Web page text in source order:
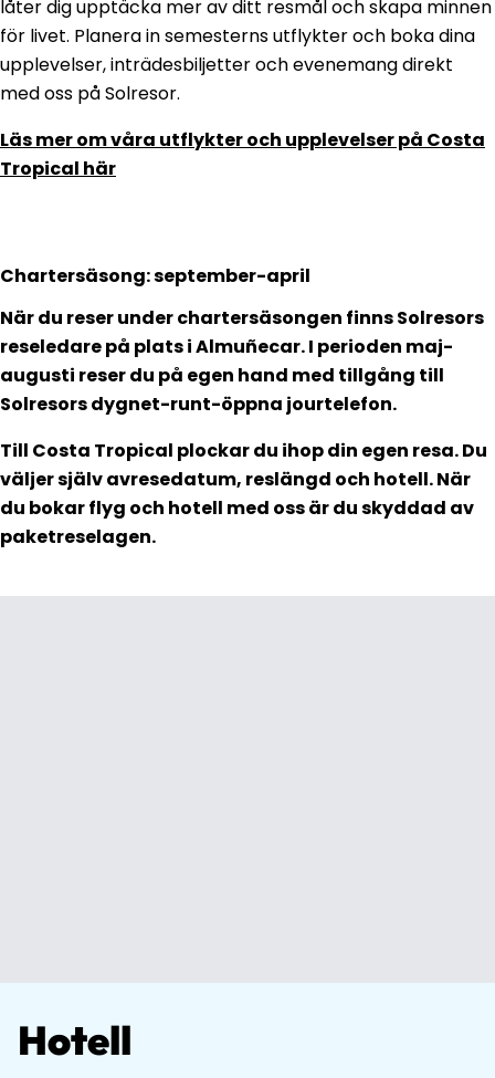
låter dig upptäcka mer av ditt resmål och skapa minnen
för livet. Planera in semesterns utflykter och boka dina
upplevelser, inträdesbiljetter och evenemang direkt
med oss på Solresor.
Läs mer om våra utflykter och upplevelser på Costa
Tropical här
Chartersäsong: september-april
När du reser under chartersäsongen finns Solresors
reseledare på plats i Almuñecar. I perioden maj-
augusti reser du på egen hand med tillgång till
Solresors dygnet-runt-öppna jourtelefon.
Till Costa Tropical plockar du ihop din egen resa. Du
väljer själv avresedatum, reslängd och hotell. När
du bokar flyg och hotell med oss är du skyddad av
paketreselagen.
Hotell